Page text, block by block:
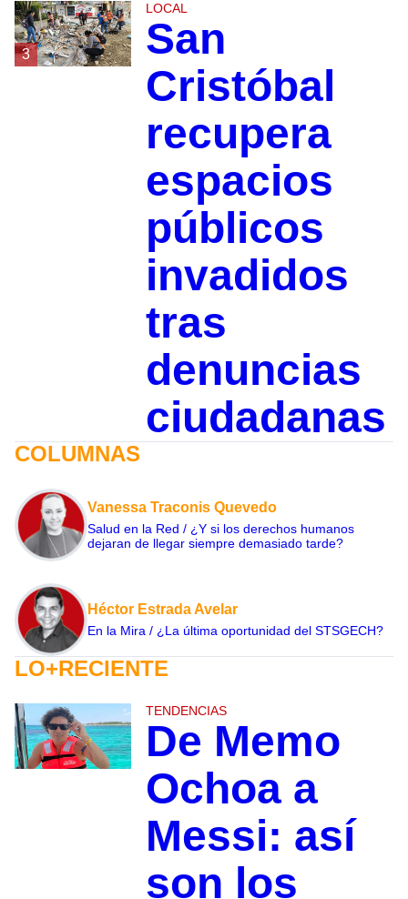
3
LOCAL
San
Cristóbal
recupera
espacios
públicos
invadidos
tras
denuncias
ciudadanas
COLUMNAS
Vanessa Traconis Quevedo
Salud en la Red / ¿Y si los derechos humanos
dejaran de llegar siempre demasiado tarde?
Héctor Estrada Avelar
En la Mira / ¿La última oportunidad del STSGECH?
LO+RECIENTE
TENDENCIAS
De Memo
Ochoa a
Messi: así
son los